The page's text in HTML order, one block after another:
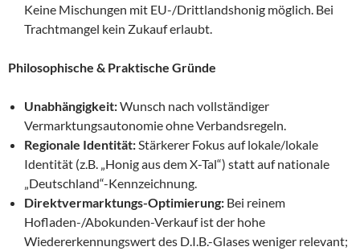
Keine Mischungen mit EU-/Drittlandshonig möglich. Bei
Trachtmangel kein Zukauf erlaubt.
Philosophische & Praktische Gründe
Unabhängigkeit:Wunsch nach vollständiger
Vermarktungsautonomie ohne Verbandsregeln.
Regionale Identität:Stärkerer Fokus auf lokale/lokale
Identität (z.B. „Honig aus dem X-Tal“) statt auf nationale
„Deutschland“-Kennzeichnung.
Direktvermarktungs-Optimierung: Bei reinem
Hofladen-/Abokunden-Verkauf ist der hohe
Wiedererkennungswert des D.I.B.-Glases weniger relevant;